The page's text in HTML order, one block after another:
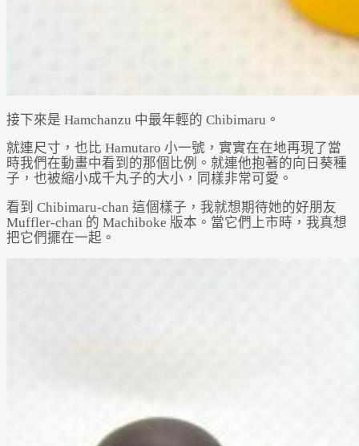
接下來是 Hamchanzu 中最年輕的 Chibimaru。
就連尺寸，也比 Hamutaro 小一號，實實在在地再現了當
時我們在動畫中看到的那個比例。就連他抱著的向日葵種
子，也被縮小成千丸子的大小，同樣非常可愛。
看到 Chibimaru-chan 這個樣子，我就想期待她的好朋友
Muffler-chan 的 Machiboke 版本。當它們上市時，我真想
把它們擺在一起。